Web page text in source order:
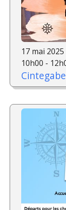
17 mai 2025
10h00 -